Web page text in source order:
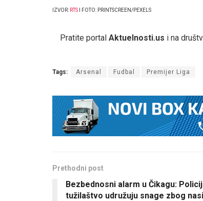
IZVOR: RTS I FOTO: PRINTSCREEN/PEXELS
Pratite portal Aktuelnosti.us i na
Tags: Arsenal Fudbal Premijer Liga
Prethodni post
Bezbednosni alarm u Čikagu:
tužilaštvo udružuju snage zbog